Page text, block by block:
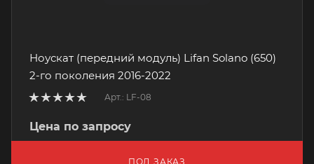
Ноускат (передний модуль) Lifan Solano (650)
2-го поколения 2016-2022
Арт.: LF-08
Цена по запросу
ПОД ЗАКАЗ